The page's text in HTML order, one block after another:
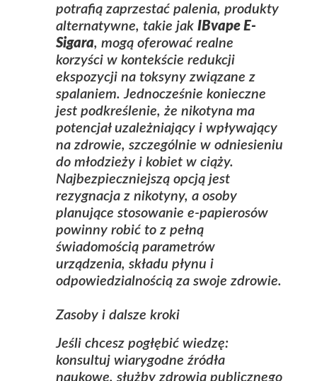
potrafią zaprzestać palenia, produkty
alternatywne, takie jak IBvape E-
Sigara, mogą oferować realne
korzyści w kontekście redukcji
ekspozycji na toksyny związane z
spalaniem. Jednocześnie konieczne
jest podkreślenie, że nikotyna ma
potencjał uzależniający i wpływający
na zdrowie, szczególnie w odniesieniu
do młodzieży i kobiet w ciąży.
Najbezpieczniejszą opcją jest
rezygnacja z nikotyny, a osoby
planujące stosowanie e‑papierosów
powinny robić to z pełną
świadomością parametrów
urządzenia, składu płynu i
odpowiedzialnością za swoje zdrowie.
Zasoby i dalsze kroki
Jeśli chcesz pogłębić wiedzę:
konsultuj wiarygodne źródła
naukowe, służby zdrowia publicznego